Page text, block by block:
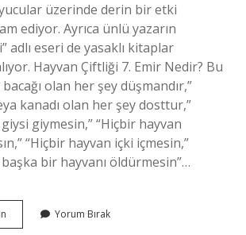
üzerinde derin bir etki
ediyor. Ayrıca ünlü yazarın
adlı eseri de yasaklı kitaplar
Hayvan Çiftliği 7. Emir Nedir? Bu
olan her şey düşmandır,”
kanadı olan her şey dosttur,”
giymesin,” “Hiçbir hayvan
“Hiçbir hayvan içki içmesin,”
bir hayvanı öldürmesin”…
Çiftliği
Yorum Bırak